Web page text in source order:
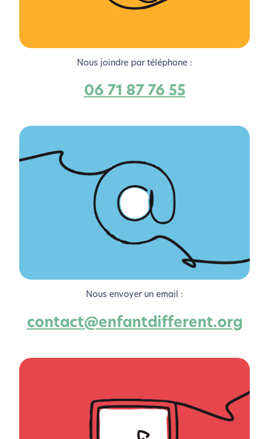
Nous joindre par téléphone :
06 71 87 76 55
Nous envoyer un email :
contact@enfantdifferent.org